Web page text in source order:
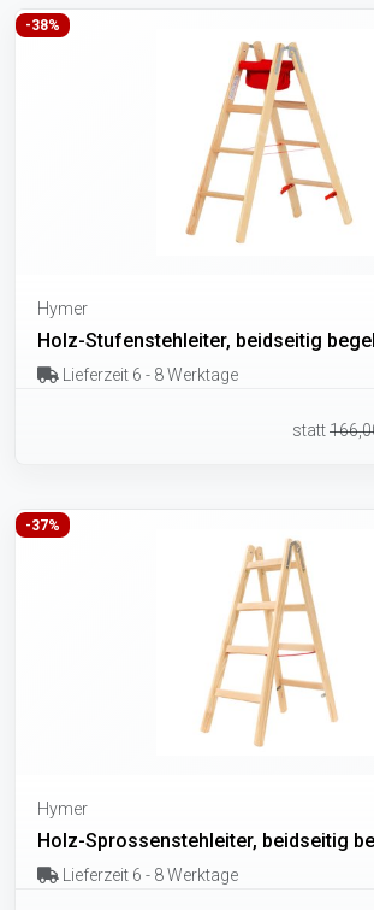
-38%
Hymer
Holz-Stufenstehleiter, beidseitig
Lieferzeit 6 - 8 Werktage
statt
-37%
Hymer
Holz-Sprossenstehleiter, beidseitig
Lieferzeit 6 - 8 Werktage